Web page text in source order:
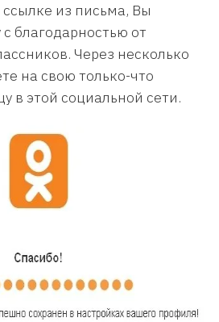
из письма, Вы
благодарностью от
Через несколько
на свою только-что
в этой социальной сети.